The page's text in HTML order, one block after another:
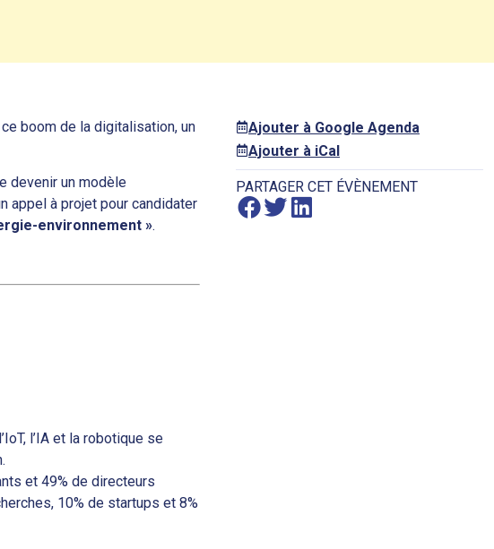
boom de la digitalisation, un
devenir un modèle
appel à projet pour candidater
environnement ».
l’IA et la robotique se
et 49% de directeurs
10% de startups et 8%
Ajouter à Google Agenda
Ajouter à iCal
PARTAGER CET ÉVÈNEMENT